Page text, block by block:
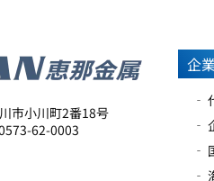
市小川町2番18号
62-0003
企
‐
‐
‐
‐